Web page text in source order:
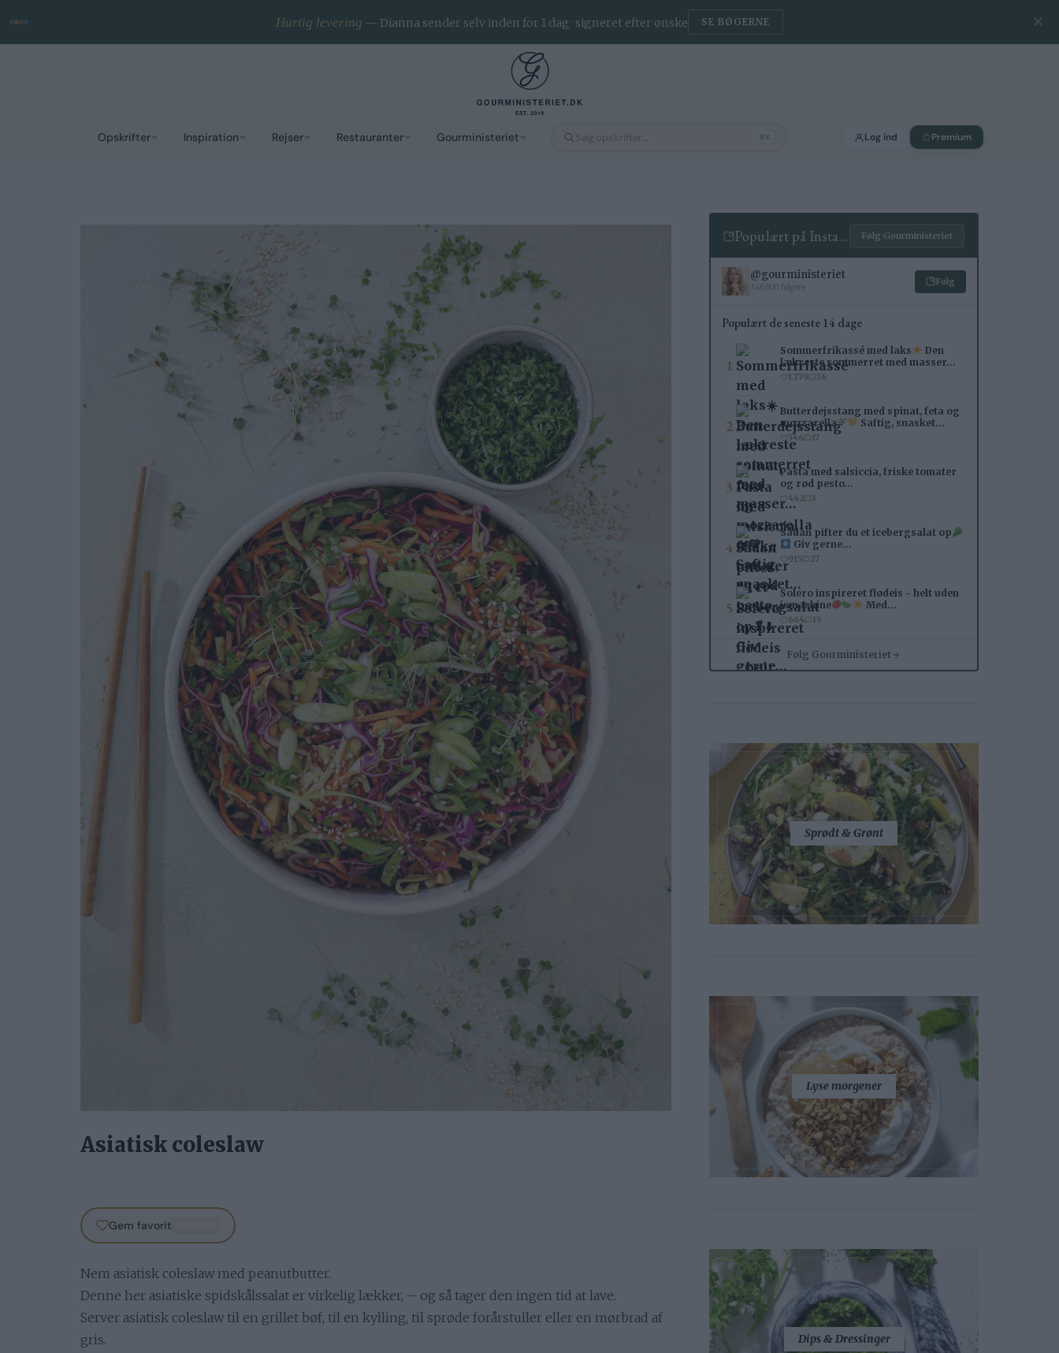
Opskrifter Inspiration Rejser Restauranter Gourministeriet ⌘K Log ind Premium
Hurtig levering — Dianna sender selv inden for 1 dag · signeret efter ønske SE BØGERNE ✕
Asiatisk coleslaw
Gem favorit
Nem asiatisk coleslaw med peanutbutter.
Denne her asiatiske spidskålssalat er virkelig lækker, – og så tager den ingen tid at lave.
Server asiatisk coleslaw til en grillet bøf, til en kylling, til sprøde forårstuller eller en mørbrad af
gris.
Populært på Instagram Følg Gourministeriet
@gourministeriet
346.800 følgere
Følg
Populært de seneste 14 dage
1
Sommerfrikassé med laks
Den
lækreste sommerret med masser…
1.779 36
2
Butterdejsstang med spinat, feta og
mozzarella
Saftig, snasket…
546 17
3
Pasta med salsiccia, friske tomater
og rød pesto…
442 3
4
Sådan pifter du et icebergsalat op
Giv gerne…
915 27
5
Solero inspireret flødeis - helt uden
ismaskine
Med…
664 15
Følg Gourministeriet
Sprødt & Grønt
Lyse morgener
Dips & Dressinger